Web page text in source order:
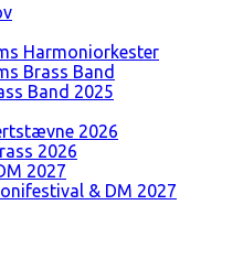
Harmoniorkester
Brass Band
Band 2025
2026
2026
2027
& DM 2027